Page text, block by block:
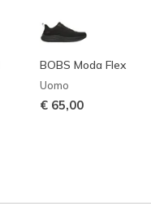
BOBS Moda Flex
Uomo
€ 65,00